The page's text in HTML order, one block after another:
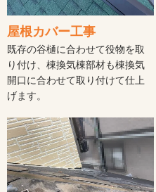
屋根カバー工事
既存の谷樋に合わせて役物を取
り付け、棟換気棟部材も棟換気
開口に合わせて取り付けて仕上
げます。